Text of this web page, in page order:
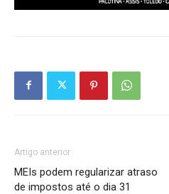
Artigo anterior
MEIs podem regularizar atraso
de impostos até o dia 31